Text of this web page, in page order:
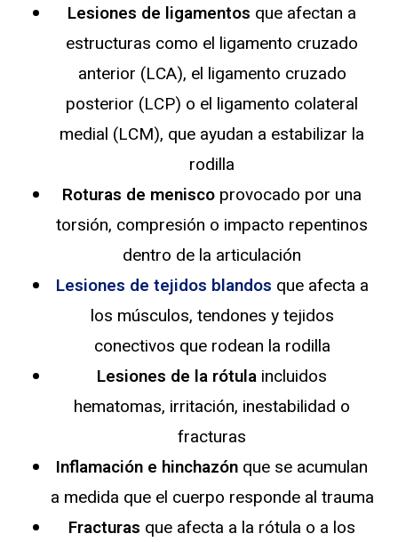
Lesiones de ligamentos que afectan a
estructuras como el ligamento cruzado
anterior (LCA), el ligamento cruzado
posterior (LCP) o el ligamento colateral
medial (LCM), que ayudan a estabilizar la
rodilla
Roturas de menisco provocado por una
torsión, compresión o impacto repentinos
dentro de la articulación
Lesiones de tejidos blandos que afecta a
los músculos, tendones y tejidos
conectivos que rodean la rodilla
Lesiones de la rótula incluidos
hematomas, irritación, inestabilidad o
fracturas
Inflamación e hinchazón que se acumulan
a medida que el cuerpo responde al trauma
Fracturas que afecta a la rótula o a los